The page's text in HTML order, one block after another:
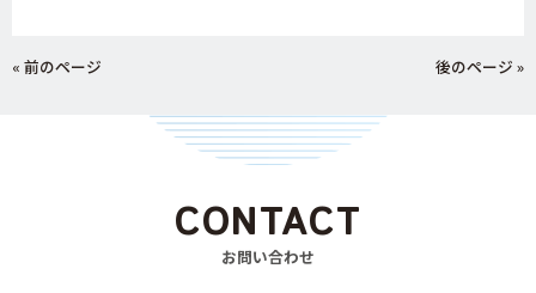
« 前のページ 後のページ »
CONTACT
お問い合わせ